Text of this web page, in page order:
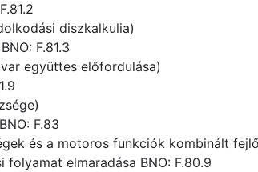
diszkalkulia)
F.81.3
együttes előfordulása)
F.83
és a motoros funkciók kombinált
folyamat elmaradása BNO: F.80.9